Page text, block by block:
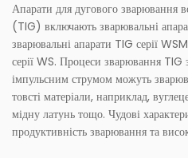
Апарати для дугового зварювання
(TIG) включають зварювальні
зварювальні апарати TIG серії
серії WS. Процеси зварювання
імпульсним струмом можуть
товсті матеріали, наприклад,
мідну латунь тощо. Чудові
продуктивність зварювання та